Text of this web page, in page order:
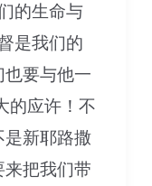
的生命与
是我们的
要与他一
的应许！不
是新耶路撒
来把我们带